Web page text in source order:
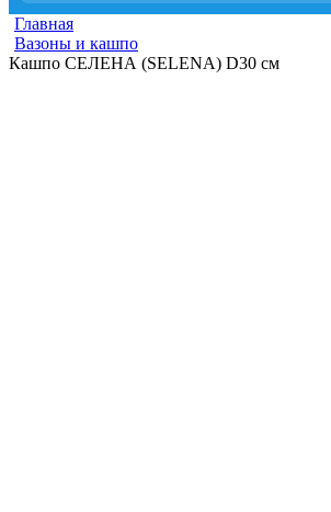
Главная
Вазоны и кашпо
Кашпо СЕЛЕНА (SELENA) D30 см